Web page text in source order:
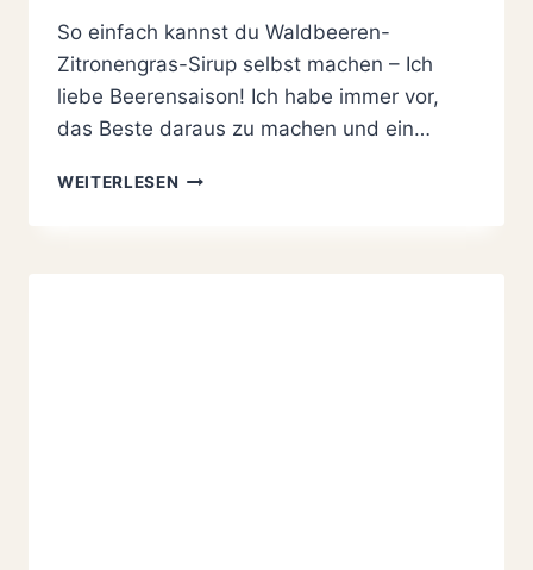
So einfach kannst du Waldbeeren-
Zitronengras-Sirup selbst machen – Ich
liebe Beerensaison! Ich habe immer vor,
das Beste daraus zu machen und ein…
WEITERLESEN WALDBEEREN-